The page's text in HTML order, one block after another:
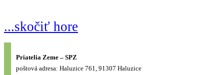
...skočiť hore
Priatelia Zeme – SPZ
poštová adresa: Haluzice 761, 91307 Haluzice